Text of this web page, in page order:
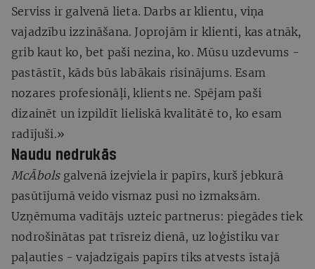
Serviss ir galvenā lieta. Darbs ar klientu, viņa
vajadzību izzināšana. Joprojām ir klienti, kas atnāk,
grib kaut ko, bet paši nezina, ko. Mūsu uzdevums -
pastāstīt, kāds būs labākais risinājums. Esam
nozares profesionāļi, klients ne. Spējam paši
dizainēt un izpildīt lieliskā kvalitātē to, ko esam
radījuši.»
Naudu nedrukās
McĀbols galvenā izejviela ir papīrs, kurš jebkurā
pasūtījumā veido vismaz pusi no izmaksām.
Uzņēmuma vadītājs uzteic partnerus: piegādes tiek
nodrošinātas pat trīsreiz dienā, uz loģistiku var
paļauties - vajadzīgais papīrs tiks atvests īstajā